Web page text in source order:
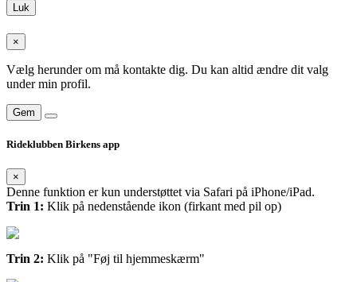
Luk
×
Vælg herunder om må kontakte dig. Du kan altid ændre dit valg
under min profil.
Gem
Rideklubben Birkens app
×
Denne funktion er kun understøttet via Safari på iPhone/iPad.
Trin 1: Klik på nedenstående ikon (firkant med pil op)
Trin 2: Klik på "Føj til hjemmeskærm"